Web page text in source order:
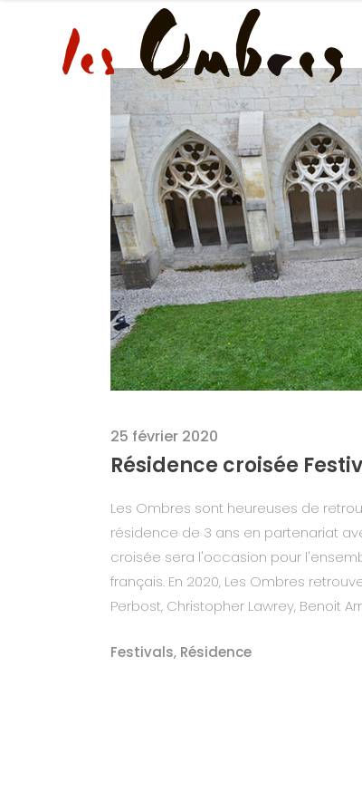
25 février 2020
Résidence croisée
Les Ombres sont heureuses de
résidence de 3 ans en partenariat
croisée sera l'occasion pour
français. En 2020, Les Ombres
Perbost, Christopher Lawrey, Benoit
Festivals, Résidence